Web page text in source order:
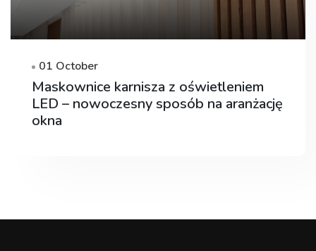
01 October
Maskownice karnisza z oświetleniem
LED – nowoczesny sposób na aranżację
okna